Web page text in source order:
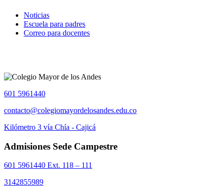
Noticias
Escuela para padres
Correo para docentes
601 5961440
contacto@colegiomayordelosandes.edu.co
Kilómetro 3 vía Chía - Cajicá
Admisiones Sede Campestre
601 5961440 Ext. 118 – 111
3142855989